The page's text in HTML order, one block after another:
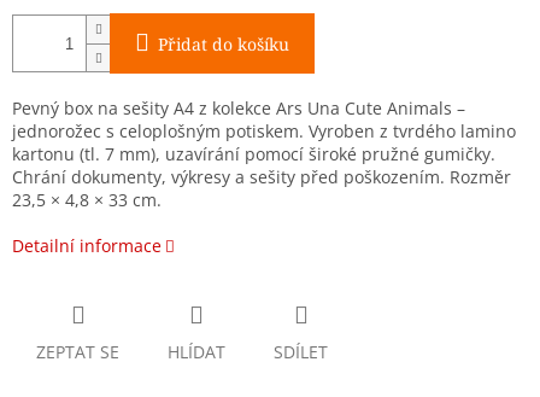
Přidat do košíku
Pevný box na sešity A4 z kolekce Ars Una Cute Animals –
jednorožec s celoplošným potiskem. Vyroben z tvrdého lamino
kartonu (tl. 7 mm), uzavírání pomocí široké pružné gumičky.
Chrání dokumenty, výkresy a sešity před poškozením. Rozměr
23,5 × 4,8 × 33 cm.
Detailní informace
ZEPTAT SE HLÍDAT SDÍLET